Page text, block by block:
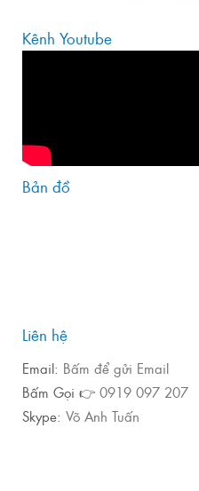
Kênh Youtube
Bản đồ
Liên hệ
Email: Bấm để gửi Email
Bấm Gọi 👉 0919 097 207
Skype: Võ Anh Tuấn